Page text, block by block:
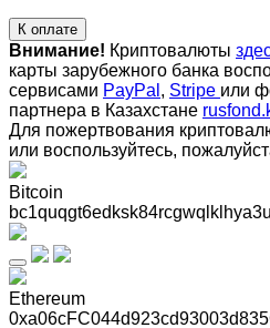
К оплате
Внимание! Криптовалюты
карты зарубежного банка
сервисами PayPal , Stripe или
партнера в Казахстане
Для пожертвования
или воспользуйтесь,
Bitcoin
Ethereum